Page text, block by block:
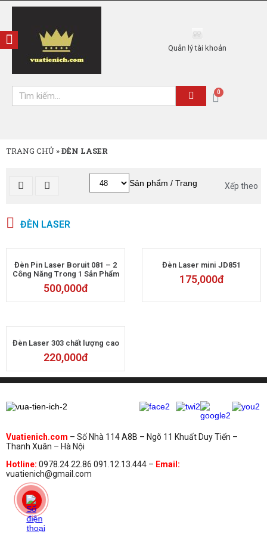
Quản lý tài khoản
TRANG CHỦ »ĐÈN LASER
Xếp theo
Sản phẩm / Trang
ĐÈN LASER
Đèn Pin Laser Boruit 081 – 2
Công Năng Trong 1 Sản Phẩm
500,000đ
Đèn Laser mini JD851
175,000đ
Đèn Laser 303 chất lượng cao
220,000đ
Vuatienich.com – Số Nhà 114 A8B – Ngõ 11 Khuất Duy Tiến –
Thanh Xuân – Hà Nội
Hotline: 0978.24.22.86 091.12.13.444 – Email:
vuatienich@gmail.com